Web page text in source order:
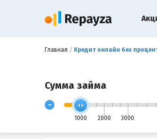
Главная Кредит онлайн без
Сумма займа
-
1000 2000 3000